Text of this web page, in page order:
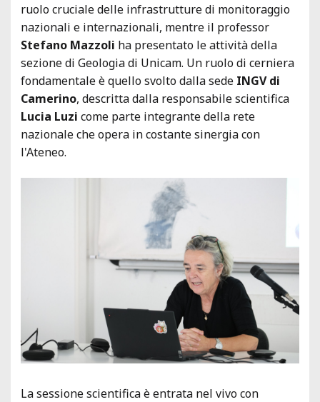
ruolo cruciale delle infrastrutture di monitoraggio
nazionali e internazionali, mentre il professor
Stefano Mazzoli ha presentato le attività della
sezione di Geologia di Unicam. Un ruolo di cerniera
fondamentale è quello svolto dalla sede INGV di
Camerino, descritta dalla responsabile scientifica
Lucia Luzi come parte integrante della rete
nazionale che opera in costante sinergia con
l'Ateneo.
La sessione scientifica è entrata nel vivo con